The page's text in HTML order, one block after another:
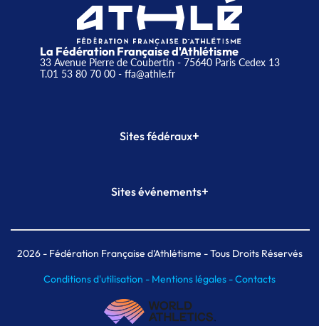
La Fédération Française d'Athlétisme
33 Avenue Pierre de Coubertin - 75640 Paris Cedex 13
T.01 53 80 70 00- ffa@athle.fr
Sites fédéraux+
Plateforme Formation
Sites événements+
Meeting de Paris indoor
MAIF Ekiden de Paris
2026- Fédération Française d'Athlétisme - Tous Droits Réservés
Conditions d'utilisation - Mentions légales -Contacts